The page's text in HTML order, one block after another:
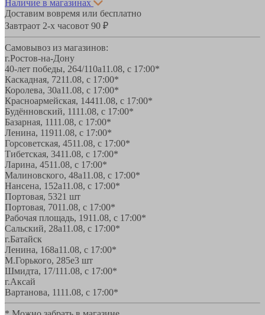
Наличие в магазинах
Доставим вовремя или бесплатно
Завтраот 2-х часовот 90 ₽
Самовывоз из магазинов:
г.Ростов-на-Дону
40-лет победы, 264/110а11.08, с 17:00*
Каскадная, 7211.08, с 17:00*
Королева, 30а11.08, с 17:00*
Красноармейская, 14411.08, с 17:00*
Будённовский, 1111.08, с 17:00*
Базарная, 1111.08, с 17:00*
Ленина, 11911.08, с 17:00*
Горсоветская, 4511.08, с 17:00*
Тибетская, 3411.08, с 17:00*
Ларина, 4511.08, с 17:00*
Малиновского, 48а11.08, с 17:00*
Нансена, 152а11.08, с 17:00*
Портовая, 5321 шт
Портовая, 7011.08, с 17:00*
Рабочая площадь, 1911.08, с 17:00*
Сальский, 28a11.08, с 17:00*
г.Батайск
Ленина, 168а11.08, с 17:00*
М.Горького, 285е3 шт
Шмидта, 17/111.08, с 17:00*
г.Аксай
Вартанова, 1111.08, с 17:00*